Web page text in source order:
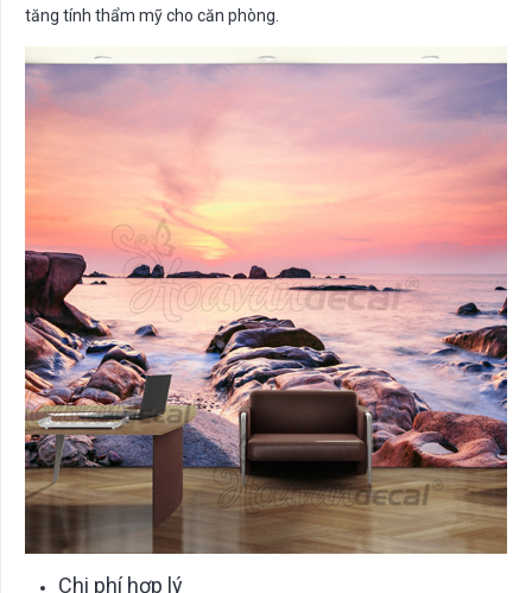
tăng tính thẩm mỹ cho căn phòng.
Chi phí hợp lý